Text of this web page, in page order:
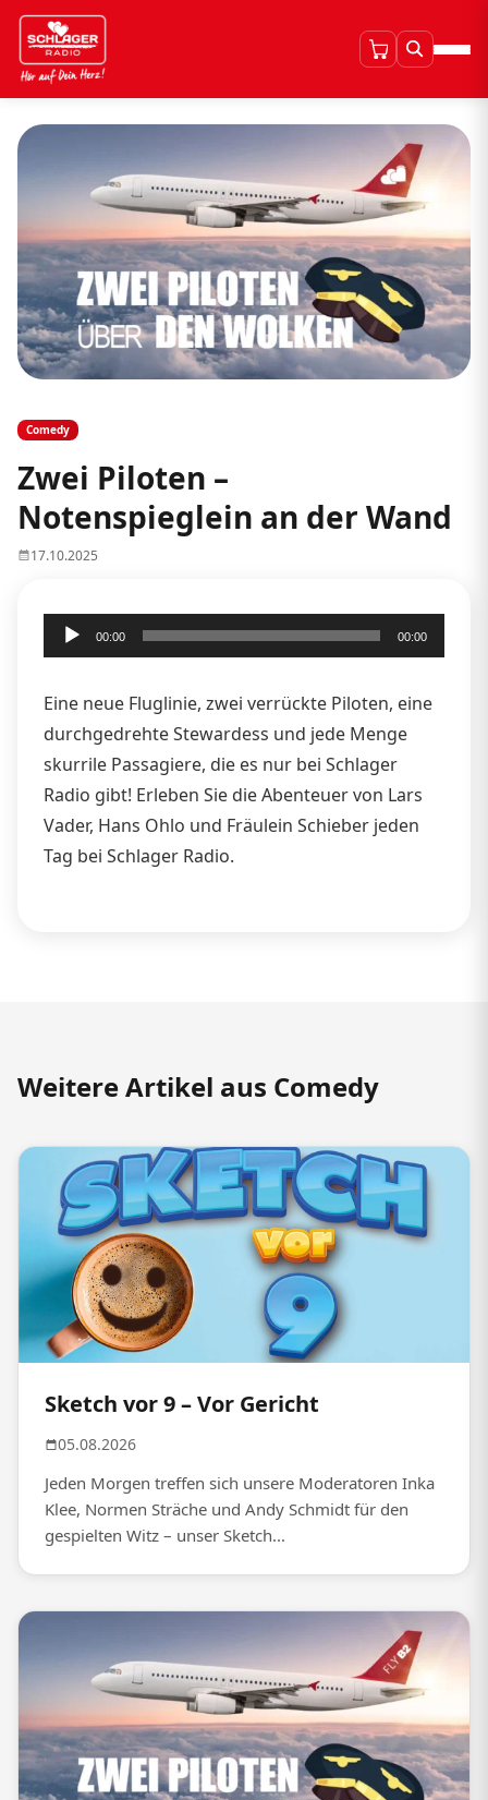
Comedy
Zwei Piloten –
Notenspieglein an der Wand
17.10.2025
Audio-
Player
00:00 00:00
Eine neue Fluglinie, zwei verrückte Piloten, eine
durchgedrehte Stewardess und jede Menge
skurrile Passagiere, die es nur bei Schlager
Radio gibt! Erleben Sie die Abenteuer von Lars
Vader, Hans Ohlo und Fräulein Schieber jeden
Tag bei Schlager Radio.
Weitere Artikel aus Comedy
Sketch vor 9 – Vor Gericht
05.08.2026
Jeden Morgen treffen sich unsere Moderatoren Inka
Klee, Normen Sträche und Andy Schmidt für den
gespielten Witz – unser Sketch...